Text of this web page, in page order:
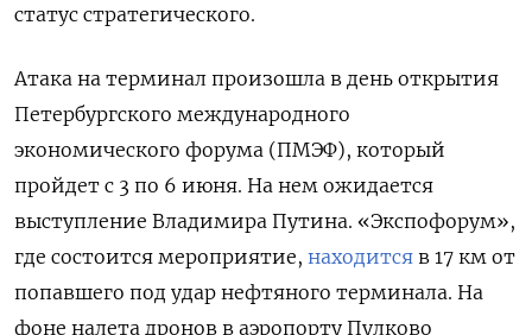
cтатус стратегического.
Атака на терминал произошла в день открытия
Петербургского международного
экономического форума (ПМЭФ), который
пройдет с 3 по 6 июня. На нем ожидается
выступление Владимира Путина. «Экспофорум»,
где состоится мероприятие, находится в 17 км от
попавшего под удар нефтяного терминала. На
фоне налета дронов в аэропорту Пулково